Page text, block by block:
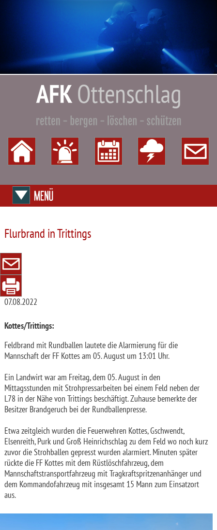
Flurbrand in Trittings
07.08.2022
Kottes/Trittings:
Feldbrand mit Rundballen lautete die Alarmierung für die
Mannschaft der FF Kottes am 05. August um 13:01 Uhr.
Ein Landwirt war am Freitag, dem 05. August in den
Mittagsstunden mit Strohpressarbeiten bei einem Feld neben der
L78 in der Nähe von Trittings beschäftigt. Zuhause bemerkte der
Besitzer Brandgeruch bei der Rundballenpresse.
Etwa zeitgleich wurden die Feuerwehren Kottes, Gschwendt,
Elsenreith, Purk und Groß Heinrichschlag zu dem Feld wo noch kurz
zuvor die Strohballen gepresst wurden alarmiert.Minuten später
rückte die FF Kottes mit dem Rüstlöschfahrzeug, dem
Mannschaftstransportfahrzeug mit Tragkraftspritzenanhänger und
dem Kommandofahrzeug mit insgesamt 15 Mann zum Einsatzort
aus.